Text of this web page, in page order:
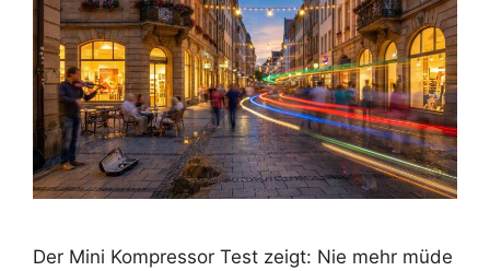
Der Mini Kompressor Test zeigt: Nie mehr müde